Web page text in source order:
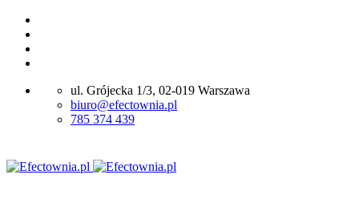
ul. Grójecka 1/3, 02-019 Warszawa
biuro@efectownia.pl
785 374 439